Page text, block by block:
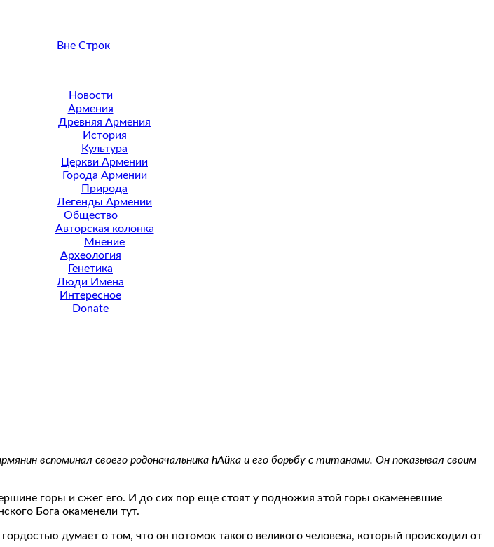
Вне Строк
Новости
Армения
Древняя Армения
История
Культура
Церкви Армении
Города Армении
Природа
Легенды Армении
Общество
Авторская колонка
Мнение
Археология
Генетика
Люди Имена
Интересное
Donate
вспоминал своего родоначальника hАйка и его борьбу с титанами. Он показывал своим
горы и сжег его. И до сих пор еще стоят у подножия этой горы окаменевшие
Бога окаменели тут.
думает о том, что он потомок такого великого человека, который происходил от